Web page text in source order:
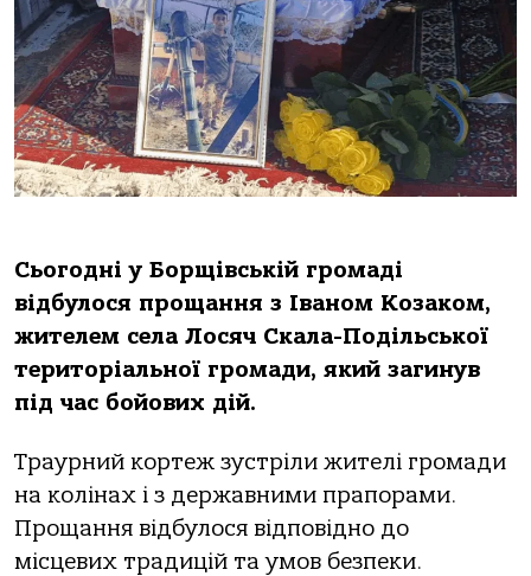
Сьогодні у Борщівській громаді
відбулося прощання з Іваном Козаком,
жителем села Лосяч Скала-Подільської
територіальної громади, який загинув
під час бойових дій.
Траурний кортеж зустріли жителі громади
на колінах і з державними прапорами.
Прощання відбулося відповідно до
місцевих традицій та умов безпеки.